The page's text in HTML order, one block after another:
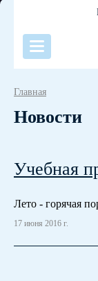
Главная
Новости
Учебная
Лето - горячая
17 июня 2016 г.